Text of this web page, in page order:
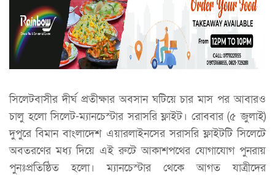
সিলেটবাসীর দীর্ঘ প্রতীক্ষার অবসান ঘটিয়ে চার মাস পর আবারও
চালু হলো সিলেট-ম্যানচেস্টার সরাসরি ফ্লাইট। রোববার (৫ জুলাই)
দুপুরে বিমান বাংলাদেশ এয়ারলাইনসের সরাসরি ফ্লাইটটি সিলেটে
অবতরণের মধ্য দিয়ে এই রুটে আকাশপথের যোগাযোগ পুনরায়
পুনঃপ্রতিষ্ঠিত হলো। ম্যানচেস্টার থেকে আগত যাত্রীদের